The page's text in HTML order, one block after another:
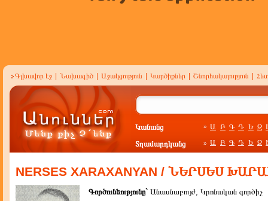
Գլխավոր էջ Նախագիծ Աջակցություն Կարծիքներ Շնորհակալություն
Կանանց » Ա Բ Գ Դ Ե Զ
Տղամարդկանց » Ա Բ Գ Դ Ե Զ
NERSES XARAXANYAN / ՆԵՐՍԵՍ
Գործունեությունը` Անասնաբույժ, Կրոնական գործիչ